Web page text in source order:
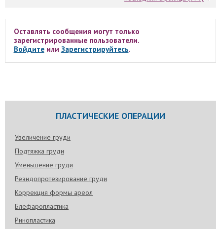
Оставлять сообщения могут только
зарегистрированные пользователи.
Войдитеили Зарегистрируйтесь.
ПЛАСТИЧЕСКИЕ ОПЕРАЦИИ
Увеличение груди
Подтяжка груди
Уменьшение груди
Реэндопротезирование груди
Коррекция формы ареол
Блефаропластика
Ринопластика